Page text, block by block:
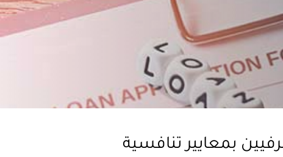
بمعايير تنافسية